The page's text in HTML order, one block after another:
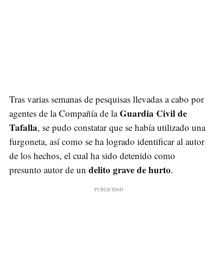
Tras varias semanas de pesquisas llevadas a cabo por
agentes de la Compañía de laGuardia Civil de
Tafalla, se pudo constatar que se había utilizado una
furgoneta, así como se ha logrado identificar al autor
de los hechos, el cual ha sido detenido como
presunto autor de un delito grave de hurto.